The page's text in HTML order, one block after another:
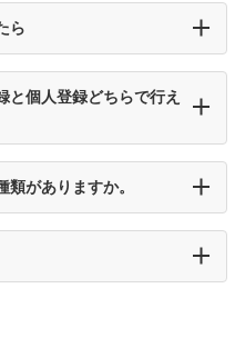
ら
と個人登録どちらで行え
がありますか。